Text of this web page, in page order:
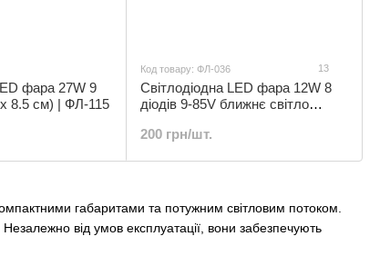
габаритами та потужним світловим потоком.
Незалежно від умов експлуатації, вони забезпечують
фара 27W 9
х 8.5 см) | ФЛ-115
Код товару: ФЛ-036 13
Cвітлодіодна LED фара 12W 8
діодів 9-85V ближнє світло
200 грн/шт.